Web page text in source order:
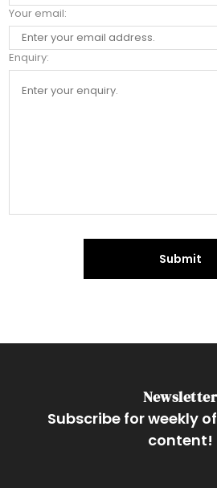
Your email:
Enquiry:
Submit
Newsletter
Subscribe for weekly
content!